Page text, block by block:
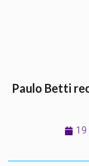
Paulo Betti
19